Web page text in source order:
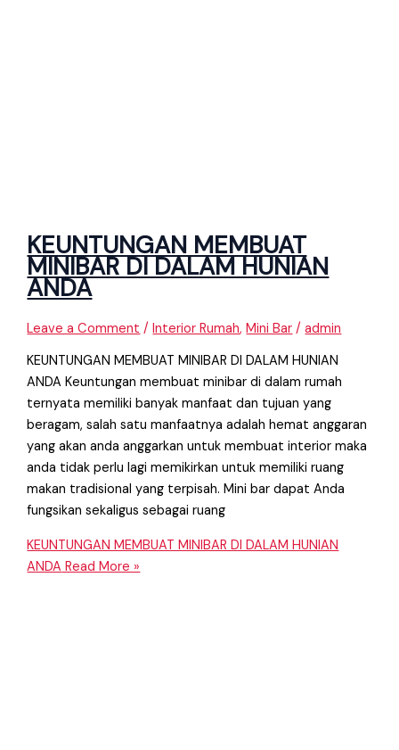
KEUNTUNGAN MEMBUAT
MINIBAR DI DALAM HUNIAN
ANDA
Leave a Comment /Interior Rumah,Mini Bar /admin
KEUNTUNGAN MEMBUAT MINIBAR DI DALAM HUNIAN
ANDA Keuntungan membuat minibar di dalam rumah
ternyata memiliki banyak manfaat dan tujuan yang
beragam, salah satu manfaatnya adalah hemat anggaran
yang akan anda anggarkan untuk membuat interior maka
anda tidak perlu lagi memikirkan untuk memiliki ruang
makan tradisional yang terpisah. Mini bar dapat Anda
fungsikan sekaligus sebagai ruang
KEUNTUNGAN MEMBUAT MINIBAR DI DALAM HUNIAN
ANDA Read More »